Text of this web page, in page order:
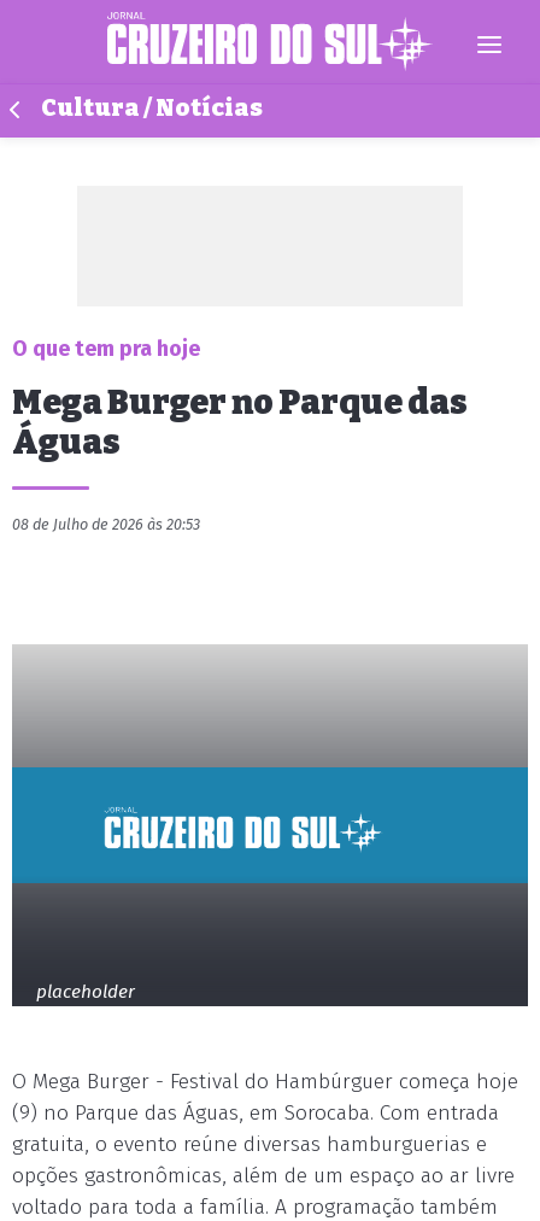
Cultura / Notícias
O que tem pra hoje
Mega Burger no Parque das
Águas
08 de Julho de 2026 às 20:53
placeholder
O Mega Burger - Festival do Hambúrguer começa hoje
(9) no Parque das Águas, em Sorocaba. Com entrada
gratuita, o evento reúne diversas hamburguerias e
opções gastronômicas, além de um espaço ao ar livre
voltado para toda a família. A programação também